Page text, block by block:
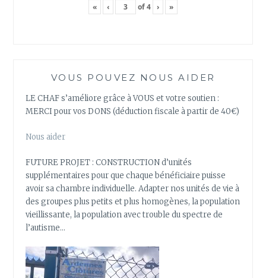
« ‹ of4 › »
VOUS POUVEZ NOUS AIDER
LE CHAF s’améliore grâce à VOUS et votre soutien :
MERCI pour vos DONS (déduction fiscale à partir de 40€)
Nous aider
FUTURE PROJET : CONSTRUCTION d’unités
supplémentaires pour que chaque bénéficiaire puisse
avoir sa chambre individuelle. Adapter nos unités de vie à
des groupes plus petits et plus homogènes, la population
vieillissante, la population avec trouble du spectre de
l’autisme…